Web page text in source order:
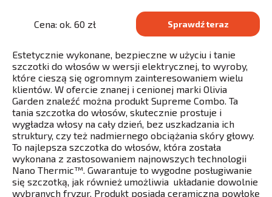
Cena: ok. 60 zł Sprawdź teraz
Estetycznie wykonane, bezpieczne w użyciu i tanie
szczotki do włosów w wersji elektrycznej, to wyroby,
które cieszą się ogromnym zainteresowaniem wielu
klientów. W ofercie znanej i cenionej marki Olivia
Garden znaleźć można produkt Supreme Combo. Ta
tania szczotka do włosów, skutecznie prostuje i
wygładza​ włosy na cały dzień, bez uszkadzania ich
struktury, czy też nadmiernego obciążania skóry głowy.
To najlepsza szczotka do włosów, która została
wykonana z zastosowaniem najnowszych technologii
Nano Thermic™. Gwarantuje to wygodne posługiwanie
się szczotką, jak również umożliwia układanie dowolnie
wybranych fryzur. Produkt posiada ceramiczną powłokę